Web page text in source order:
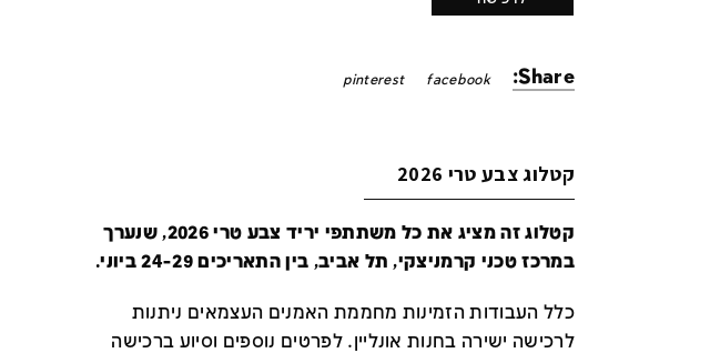
Share:
facebook
pinterest
קטלוג צבע טרי 2026
קטלוג זה מציג את כל משתתפי יריד צבע טרי 2026, שנערך
במרכז טכני קרמניצקי, תל אביב, בין התאריכים 24-29 ביוני.
כלל העבודות הזמינות מחממת האמנים העצמאים ניתנות
לרכישה ישירה בחנות אונליין.לפרטים נוספים וסיוע ברכישה